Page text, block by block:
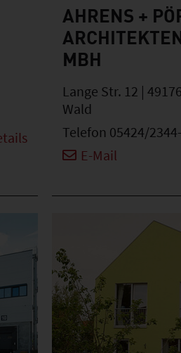
AHRENS +
MBH
Lange Str. 12 |
Wald
Telefon 05424/
E-Mail